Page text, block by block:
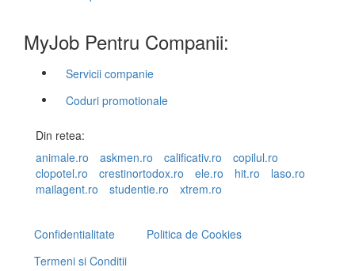
MyJob Pentru Companii:
Servicii companie
Coduri promotionale
Din retea:
animale.ro
askmen.ro calificativ.ro
copilul.ro
clopotel.ro
crestinortodox.ro ele.ro hit.ro
laso.ro
mailagent.ro
studentie.ro xtrem.ro
Confidentialitate
Politica de Cookies
Termeni si Conditii